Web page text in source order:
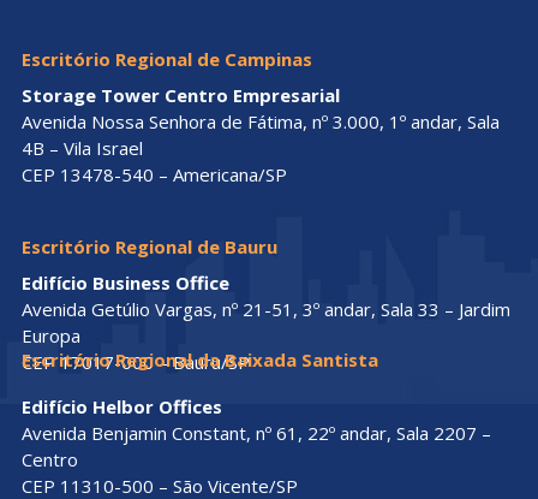
Escritório Regional de Campinas
Storage Tower Centro Empresarial
Avenida Nossa Senhora de Fátima, nº 3.000, 1º andar, Sala
4B – Vila Israel
CEP 13478-540 – Americana/SP
Escritório Regional de Bauru
Edifício Business Office
Avenida Getúlio Vargas, nº 21-51, 3º andar, Sala 33 – Jardim
Europa
CEP 17017-000 – Bauru/SP
Escritório Regional da Baixada Santista
Edifício Helbor Offices
Avenida Benjamin Constant, nº 61, 22º andar, Sala 2207 –
Centro
CEP 11310-500 – São Vicente/SP